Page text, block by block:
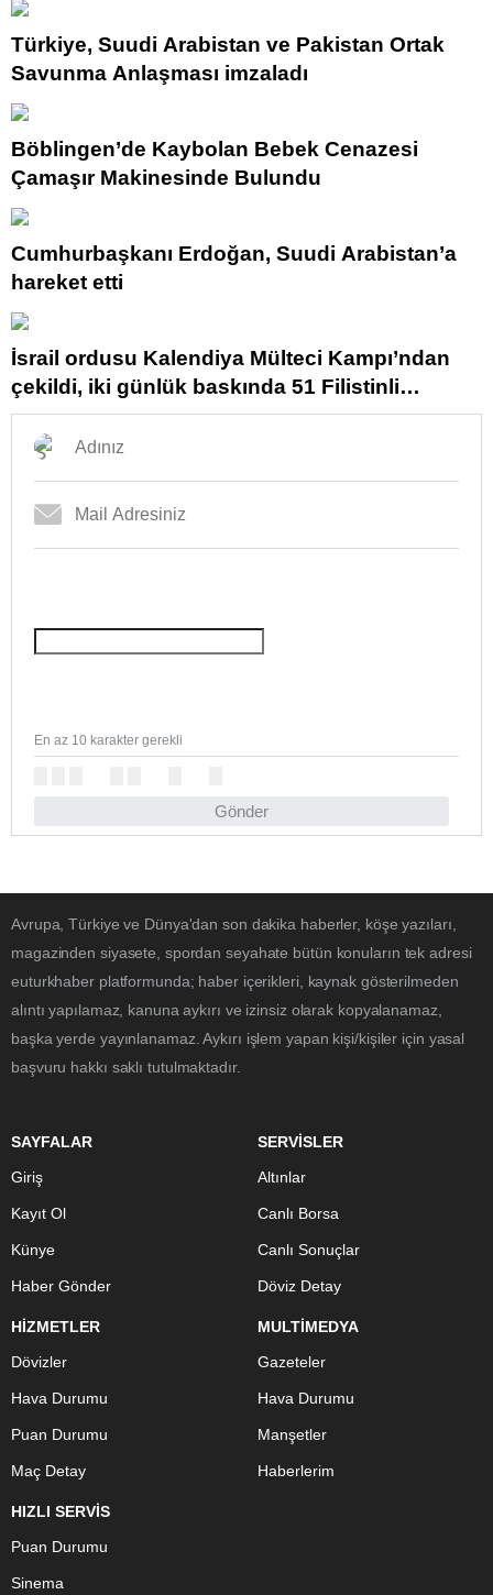
Türkiye, Suudi Arabistan ve Pakistan Ortak
Savunma Anlaşması imzaladı
Böblingen’de Kaybolan Bebek Cenazesi
Çamaşır Makinesinde Bulundu
Cumhurbaşkanı Erdoğan, Suudi Arabistan’a
hareket etti
İsrail ordusu Kalendiya Mülteci Kampı’ndan
çekildi, iki günlük baskında 51 Filistinli
yaralandı
Gönder
En az 10 karakter gerekli
Avrupa, Türkiye ve Dünya'dan son dakika haberler, köşe yazıları,
magazinden siyasete, spordan seyahate bütün konuların tek adresi
euturkhaber platformunda; haber içerikleri, kaynak gösterilmeden
alıntı yapılamaz, kanuna aykırı ve izinsiz olarak kopyalanamaz,
başka yerde yayınlanamaz. Aykırı işlem yapan kişi/kişiler için yasal
başvuru hakkı saklı tutulmaktadır.
SAYFALAR
Giriş
Kayıt Ol
Künye
Haber Gönder
SERVİSLER
Altınlar
Canlı Borsa
Canlı Sonuçlar
Döviz Detay
HİZMETLER
Dövizler
Hava Durumu
Puan Durumu
Maç Detay
MULTİMEDYA
Gazeteler
Hava Durumu
Manşetler
Haberlerim
HIZLI SERVİS
Puan Durumu
Sinema